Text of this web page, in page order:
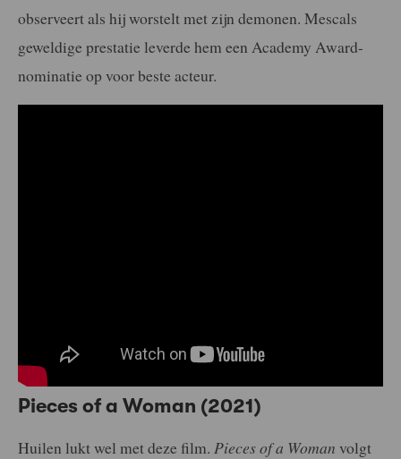
observeert als hij worstelt met zijn demonen. Mescals
geweldige prestatie leverde hem een Academy Award-
nominatie op voor beste acteur.
Pieces of a Woman (2021)
Huilen lukt wel met deze film. Pieces of a Woman volgt